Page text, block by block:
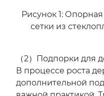
Рисунок 1:
сетки из
（2）Подпорки для
В процессе роста
дополнительной